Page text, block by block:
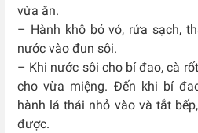
vừa ăn.
– Hành khô bỏ vỏ, rửa sạch,
nước vào đun sôi.
– Khi nước sôi cho bí đao, cà
cho vừa miệng. Đến khi bí
hành lá thái nhỏ vào và tắt
được.